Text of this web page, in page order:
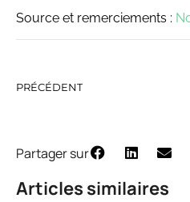
Source et remerciements :
PRÉCÉDENT
Partager sur
Articles similaires